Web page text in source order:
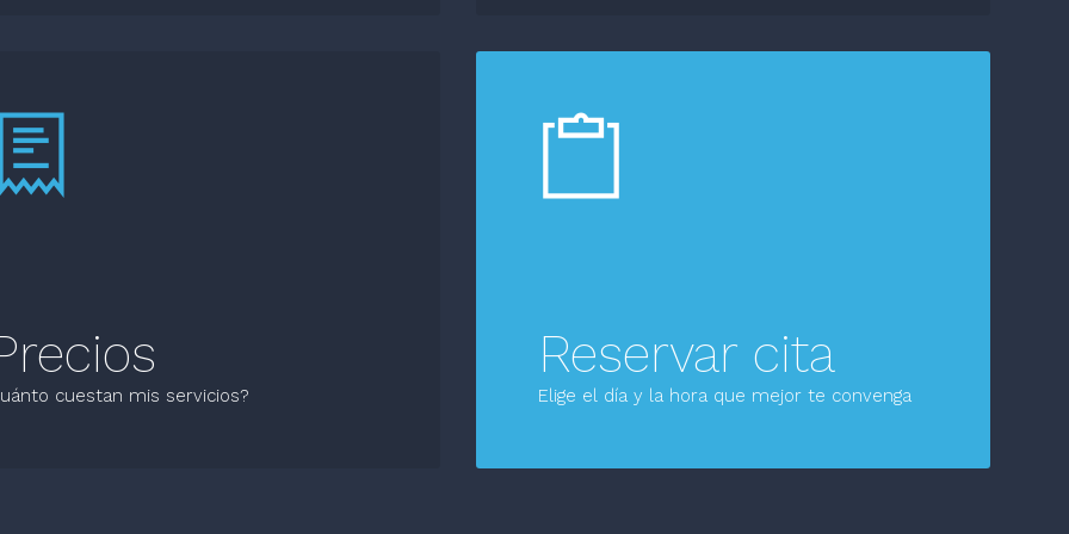
cuestan mis servicios?
Reservar cita
Elige el día y la hora que mejor te convenga